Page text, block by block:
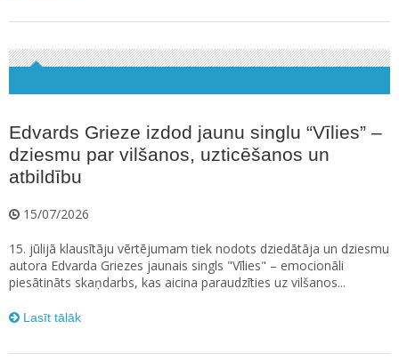
Edvards Grieze izdod jaunu singlu “Vīlies” –
dziesmu par vilšanos, uzticēšanos un
atbildību
15/07/2026
15. jūlijā klausītāju vērtējumam tiek nodots dziedātāja un dziesmu
autora Edvarda Griezes jaunais singls "Vīlies" – emocionāli
piesātināts skaņdarbs, kas aicina paraudzīties uz vilšanos...
Lasīt tālāk